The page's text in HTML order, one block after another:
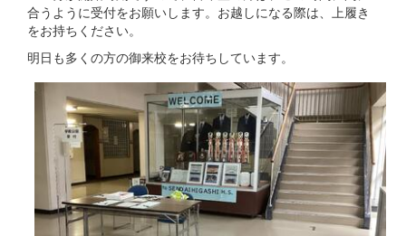
合うように受付をお願いします。お越しになる際は、上履き
をお持ちください。
明日も多くの方の御来校をお待ちしています。